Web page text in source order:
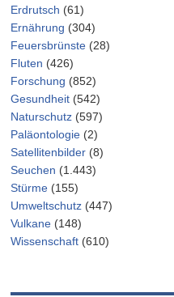
Erdrutsch (61)
Ernährung (304)
Feuersbrünste (28)
Fluten (426)
Forschung (852)
Gesundheit (542)
Naturschutz (597)
Paläontologie (2)
Satellitenbilder (8)
Seuchen (1.443)
Stürme (155)
Umweltschutz (447)
Vulkane (148)
Wissenschaft (610)